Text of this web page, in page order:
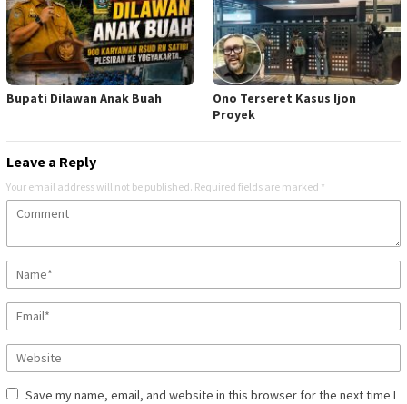
Bupati Dilawan Anak Buah
Ono Terseret Kasus Ijon
Proyek
Leave a Reply
Your email address will not be published. Required fields are marked *
Save my name, email, and website in this browser for the next time I